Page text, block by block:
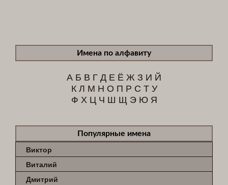
Имена по алфавиту
А Б В ГД Е Ё Ж З И Й
К Л М Н О П Р С Т У
Ф Х Ц Ч Ш Щ Э Ю Я
Популярные имена
Виктор
Виталий
Дмитрий